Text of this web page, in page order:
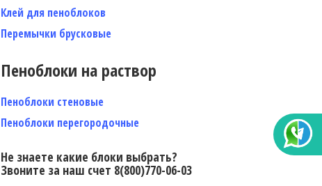
Клей для пеноблоков
Перемычки брусковые
Пеноблоки на раствор
Пеноблоки стеновые
Пеноблоки перегородочные
Не знаете какие блоки выбрать?
Звоните за наш счет 8(800)770-06-03